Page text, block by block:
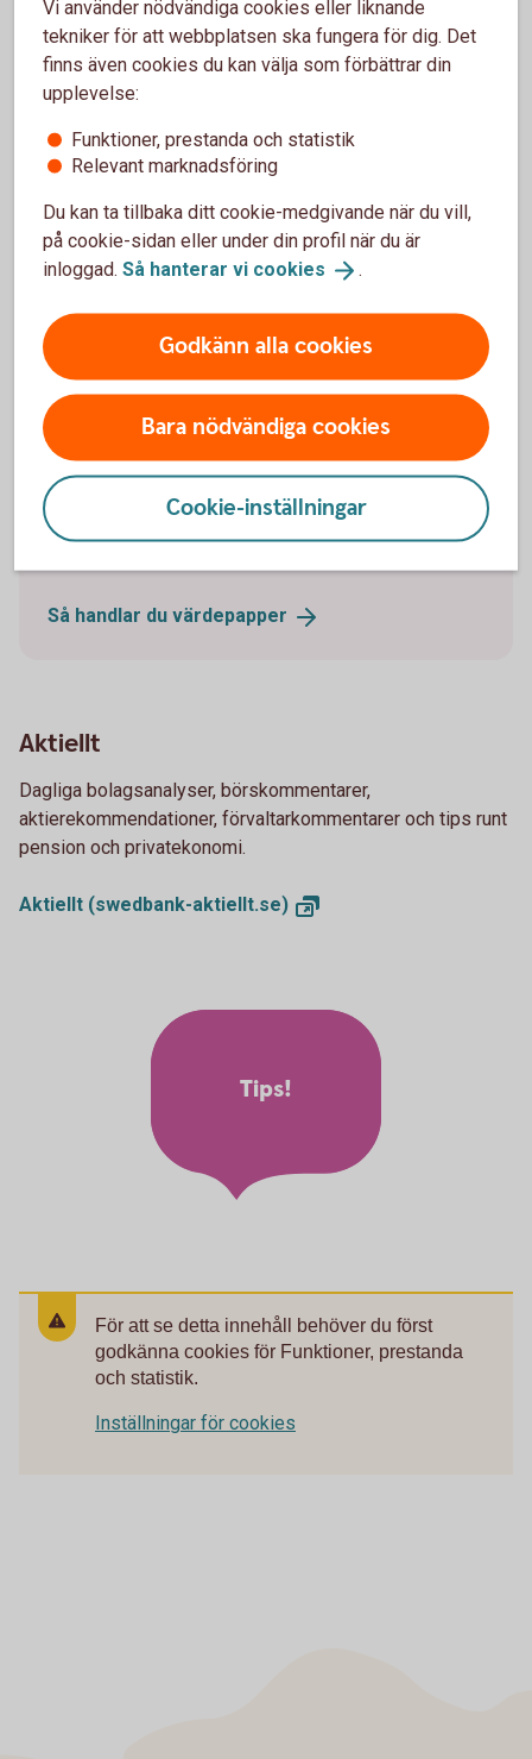
Kom igång och handla
Våra värdepapperstjänster
Vi har värdepapperstjänster för olika behov. Vilken
mer om våra värdepapperstjänster och kom igång.
Våravärdepapperstjänster
Så handlar du värdepapper
Du kan köpa värdepapper på flera olika sätt. Handla
värdepapper enkelt i internetbanken eller vår app. Du
kan även ringa vårt kundcenter eller besöka ett
Så handlar du värdepapper
Aktiellt
Dagliga bolagsanalyser, börskommentarer,
aktierekommendationer, förvaltarkommentarer och tips runt
pension och privatekonomi.
Aktiellt (swedbank-aktiellt.se)
Tips!
För att se detta innehåll behöver du först
godkänna cookies för Funktioner, prestanda
och statistik.
Inställningar för cookies
Vi använder nödvändiga cookies eller liknande
tekniker för att webbplatsen ska fungera för dig. Det
finns även cookies du kan välja som förbättrar din
upplevelse:
Funktioner, prestanda och statistik
Relevant marknadsföring
Du kan ta tillbaka ditt cookie-medgivande när du vill,
på cookie-sidan eller under din profil när du är
inloggad. Så hanterar vi cookies .
Godkänn alla cookies
Bara nödvändiga cookies
Cookie-inställningar